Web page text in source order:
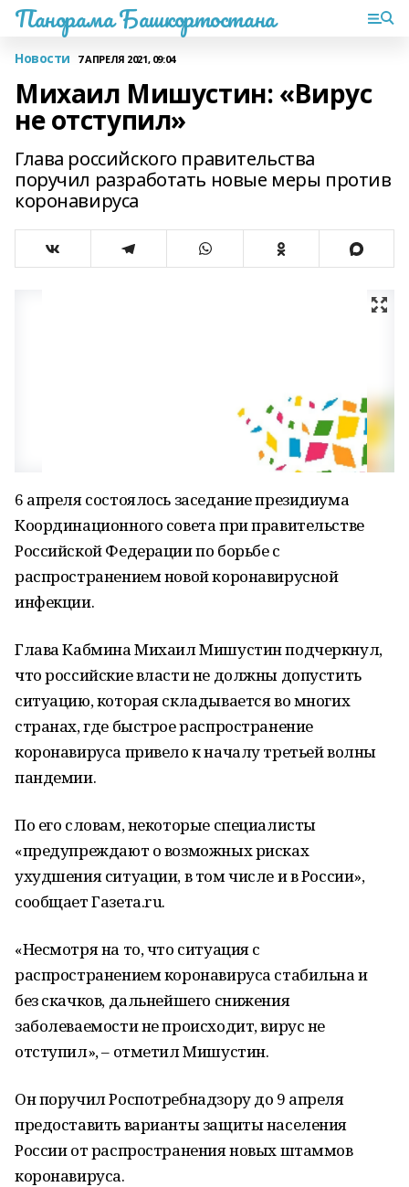
Панорама Башкортостана
Новости 7 АПРЕЛЯ 2021, 09:04
Михаил Мишустин: «Вирус
не отступил»
Глава российского правительства
поручил разработать новые меры против
коронавируса
6 апреля состоялось заседание президиума
Координационного совета при правительстве
Российской Федерации по борьбе с
распространением новой коронавирусной
инфекции.
Глава Кабмина Михаил Мишустин подчеркнул,
что российские власти не должны допустить
ситуацию, которая складывается во многих
странах, где быстрое распространение
коронавируса привело к началу третьей волны
пандемии.
По его словам, некоторые специалисты
«предупреждают о возможных рисках
ухудшения ситуации, в том числе и в России»,
сообщает Газета.ru.
«Несмотря на то, что ситуация с
распространением коронавируса стабильна и
без скачков, дальнейшего снижения
заболеваемости не происходит, вирус не
отступил», – отметил Мишустин.
Он поручил Роспотребнадзору до 9 апреля
предоставить варианты защиты населения
России от распространения новых штаммов
коронавируса.